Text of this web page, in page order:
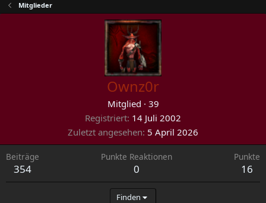
Mitglieder
Ownz0r
Mitglied · 39
Registriert 14 Juli 2002
Zuletzt angesehen 5 April 2026
Beiträge
354
Punkte Reaktionen
0
Punkte
16
Finden